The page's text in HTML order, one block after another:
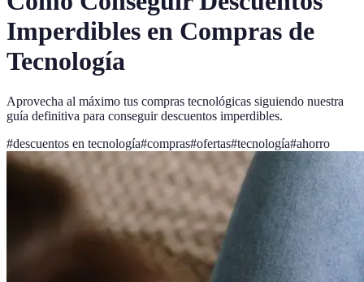
Imperdibles en Compras de
Tecnología
Aprovecha al máximo tus compras tecnológicas siguiendo nuestra
guía definitiva para conseguir descuentos imperdibles.
#descuentos en tecnología#compras#ofertas#tecnología#ahorro